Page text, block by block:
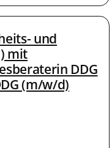
und
mit
DDG
(m/w/d)